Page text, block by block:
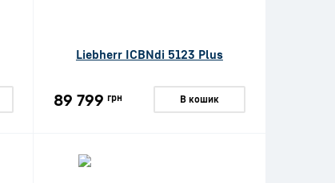
Liebherr ICBNdi 5123 Plus
89 799 грн В кошик